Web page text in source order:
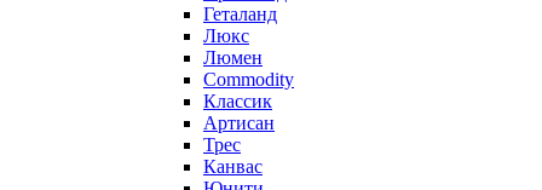
Геталанд
Люкс
Люмен
Commodity
Классик
Артисан
Трес
Канвас